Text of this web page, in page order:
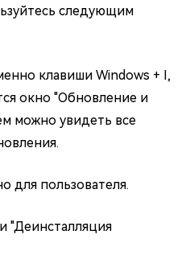
следующим
клавиши Windows + I,
окно "Обновление и
можно увидеть все
для пользователя.
"Деинсталляция